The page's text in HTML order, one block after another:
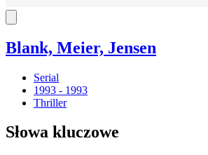
Blank, Meier, Jensen
Serial
1993 - 1993
Thriller
Słowa kluczowe